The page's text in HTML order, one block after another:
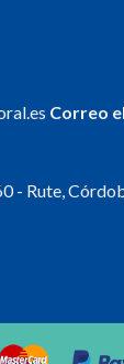
Correo
- Rute,